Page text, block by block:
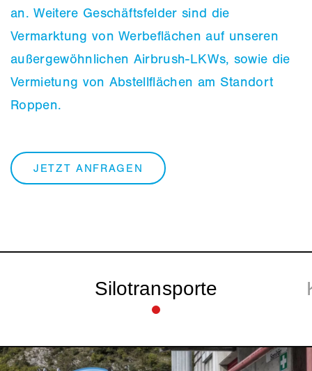
an. Weitere Geschäftsfelder sind die
Vermarktung von Werbeflächen auf unseren
außergewöhnlichen Airbrush-LKWs, sowie die
Vermietung von Abstellflächen am Standort
Roppen.
JETZT ANFRAGEN
Silo­transporte